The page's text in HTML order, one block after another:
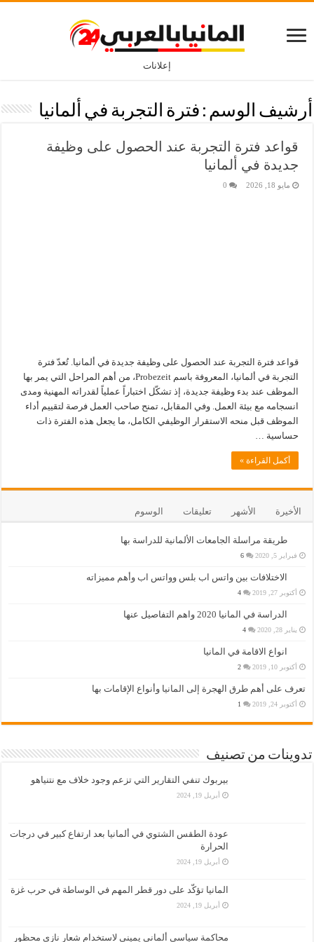
إعلانات
أرشيف الوسم : فترة التجربة في ألمانيا
قواعد فترة التجربة عند الحصول على وظيفة
جديدة في ألمانيا
مايو 18, 2026 0
قواعد فترة التجربة عند الحصول على وظيفة جديدة في ألمانيا. تُعدّ فترة
التجربة في ألمانيا، المعروفة باسم Probezeit، من أهم المراحل التي يمر بها
الموظف عند بدء وظيفة جديدة، إذ تشكّل اختباراً عملياً لقدراته المهنية ومدى
انسجامه مع بيئة العمل. وفي المقابل، تمنح صاحب العمل فرصة لتقييم أداء
الموظف قبل منحه الاستقرار الوظيفي الكامل، ما يجعل هذه الفترة ذات
حساسية …
أكمل القراءة »
الأخيرة الأشهر تعليقات الوسوم
طريقة مراسلة الجامعات الألمانية للدراسة بها
فبراير 5, 2020 6
الاختلافات بين واتس اب بلس وواتس اب وأهم مميزاته
أكتوبر 27, 2019 4
الدراسة في المانيا 2020 واهم التفاصيل عنها
يناير 28, 2020 4
انواع الاقامة في المانيا
أكتوبر 10, 2019 2
تعرف على أهم طرق الهجرة إلى المانيا وأنواع الإقامات بها
أكتوبر 24, 2019 1
تدوينات من تصنيف
بيربوك تنفي التقارير التي تزعم وجود خلاف مع نتنياهو
أبريل 19, 2024
عودة الطقس الشتوي في ألمانيا بعد ارتفاع كبير في درجات
الحرارة
أبريل 19, 2024
المانيا تؤكّد على دور قطر المهم في الوساطة في حرب غزة
أبريل 19, 2024
محاكمة سياسي ألماني يميني لاستخدام شعار نازي محظور